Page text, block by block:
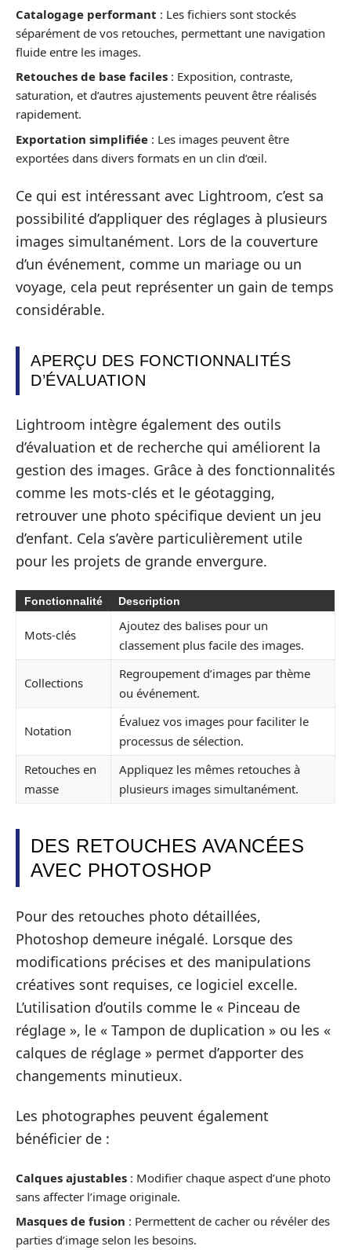
Catalogage performant : Les fichiers sont stockés
séparément de vos retouches, permettant une navigation
fluide entre les images.
Retouches de base faciles : Exposition, contraste,
saturation, et d’autres ajustements peuvent être réalisés
rapidement.
Exportation simplifiée : Les images peuvent être
exportées dans divers formats en un clin d’œil.
Ce qui est intéressant avec Lightroom, c’est sa
possibilité d’appliquer des réglages à plusieurs
images simultanément. Lors de la couverture
d’un événement, comme un mariage ou un
voyage, cela peut représenter un gain de temps
considérable.
APERÇU DES FONCTIONNALITÉS
D’ÉVALUATION
Lightroom intègre également des outils
d’évaluation et de recherche qui améliorent la
gestion des images. Grâce à des fonctionnalités
comme les mots-clés et le géotagging,
retrouver une photo spécifique devient un jeu
d’enfant. Cela s’avère particulièrement utile
pour les projets de grande envergure.
Fonctionnalité Description
Mots-clés
Ajoutez des balises pour un
classement plus facile des images.
Collections
Regroupement d’images par thème
ou événement.
Notation
Évaluez vos images pour faciliter le
processus de sélection.
Retouches en
masse
Appliquez les mêmes retouches à
plusieurs images simultanément.
DES RETOUCHES AVANCÉES
AVEC PHOTOSHOP
Pour des retouches photo détaillées,
Photoshop demeure inégalé. Lorsque des
modifications précises et des manipulations
créatives sont requises, ce logiciel excelle.
L’utilisation d’outils comme le « Pinceau de
réglage », le « Tampon de duplication » ou les «
calques de réglage » permet d’apporter des
changements minutieux.
Les photographes peuvent également
bénéficier de :
Calques ajustables : Modifier chaque aspect d’une photo
sans affecter l’image originale.
Masques de fusion : Permettent de cacher ou révéler des
parties d’image selon les besoins.